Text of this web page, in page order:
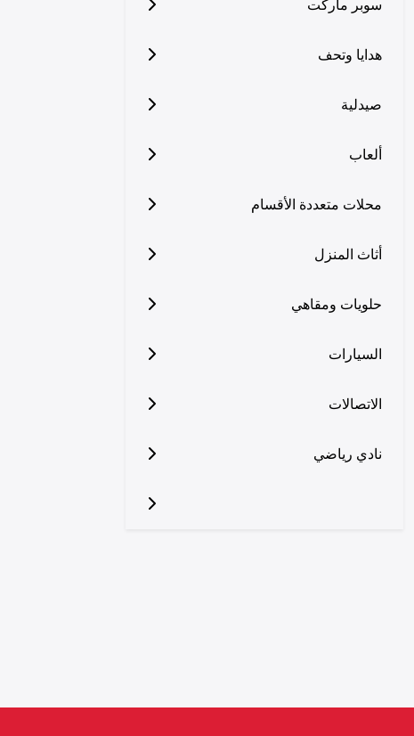
سوبر ماركت
هدايا وتحف
صيدلية
ألعاب
محلات متعددة الأقسام
أثاث المنزل
حلويات ومقاهي
السيارات
الاتصالات
نادي رياضي